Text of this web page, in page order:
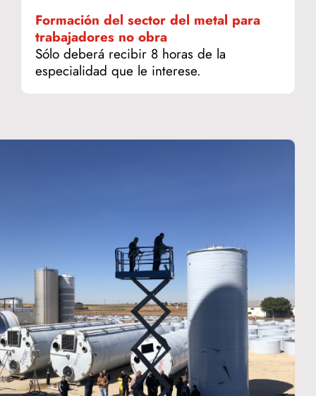
Formación del sector del metal para
trabajadores no obra
Sólo deberá recibir 8 horas de la
especialidad que le interese.